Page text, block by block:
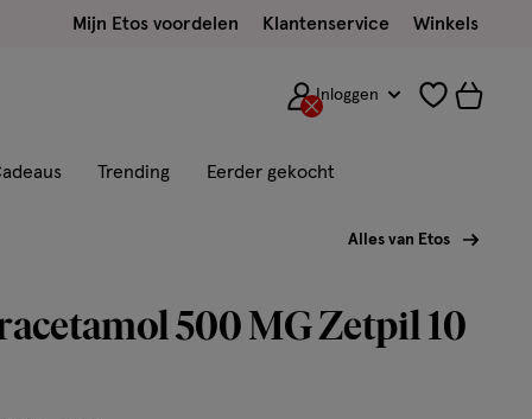
Mijn Etos voordelen Klantenservice Winkels
Inloggen
Trending Eerder gekocht
Alles van Etos
500 MG Zetpil 10